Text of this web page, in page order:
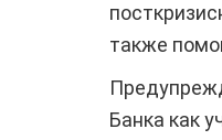
также
Банка как